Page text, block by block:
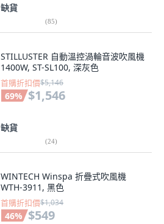
缺貨
(85)
STILLUSTER 自動溫控渦輪音波吹風機
1400W, ST-SL100, 深灰色
首購折扣價$5,146
69% $1,546
缺貨
(24)
WINTECH Winspa 折疊式吹風機
WTH-3911, 黑色
首購折扣價$1,034
46% $549